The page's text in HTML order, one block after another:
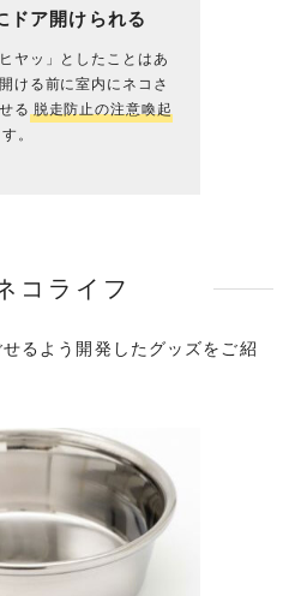
ドア開けられる
ヤッ」としたことはあ
ける前に室内にネコさ
る 脱走防止の注意喚起
。
コライフ
るよう開発したグッズをご紹